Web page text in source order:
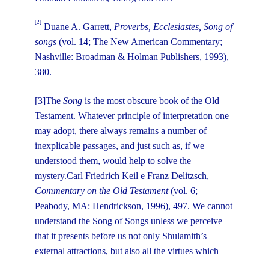
[2] Duane A. Garrett, Proverbs, Ecclesiastes, Song of
songs (vol. 14; The New American Commentary;
Nashville: Broadman & Holman Publishers, 1993),
380.
[3]The Song is the most obscure book of the Old
Testament. Whatever principle of interpretation one
may adopt, there always remains a number of
inexplicable passages, and just such as, if we
understood them, would help to solve the
mystery.Carl Friedrich Keil e Franz Delitzsch,
Commentary on the Old Testament(vol. 6;
Peabody, MA: Hendrickson, 1996), 497. We cannot
understand the Song of Songs unless we perceive
that it presents before us not only Shulamith’s
external attractions, but also all the virtues which